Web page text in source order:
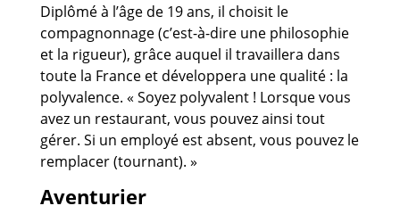
Diplômé à l’âge de 19 ans, il choisit le
compagnonnage (c’est-à-dire une philosophie
et la rigueur), grâce auquel il travaillera dans
toute la France et développera une qualité : la
polyvalence. « Soyez polyvalent ! Lorsque vous
avez un restaurant, vous pouvez ainsi tout
gérer. Si un employé est absent, vous pouvez le
remplacer (tournant). »
Aventurier